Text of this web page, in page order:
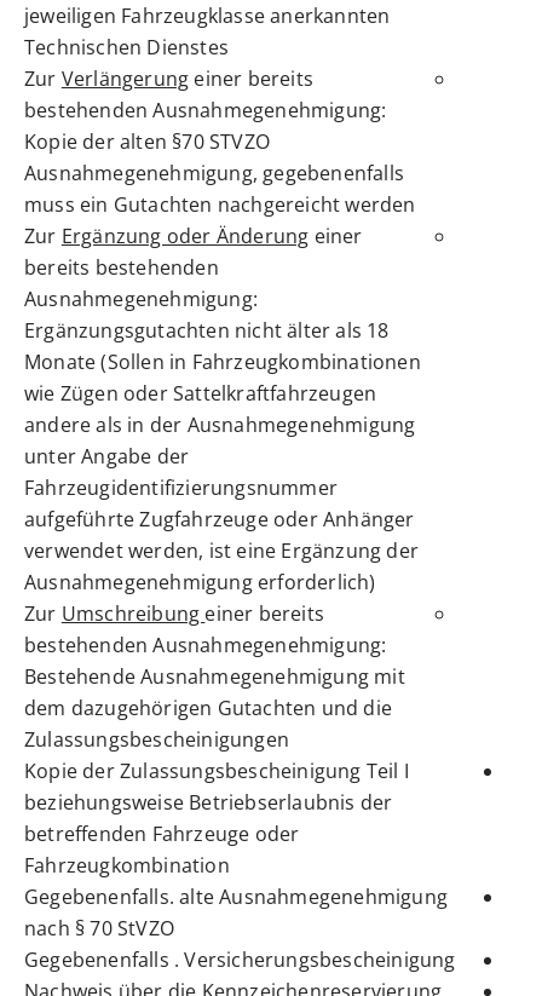
jeweiligen Fahrzeugklasse anerkannten
Technischen Dienstes
Zur Verlängerung einer bereits
bestehenden Ausnahmegenehmigung:
Kopie der alten §70 STVZO
Ausnahmegenehmigung, gegebenenfalls
muss ein Gutachten nachgereicht werden
Zur Ergänzung oder Änderung einer
bereits bestehenden
Ausnahmegenehmigung:
Ergänzungsgutachten nicht älter als 18
Monate (Sollen in Fahrzeugkombinationen
wie Zügen oder Sattelkraftfahrzeugen
andere als in der Ausnahmegenehmigung
unter Angabe der
Fahrzeugidentifizierungsnummer
aufgeführte Zugfahrzeuge oder Anhänger
verwendet werden, ist eine Ergänzung der
Ausnahmegenehmigung erforderlich)
Zur Umschreibung einer bereits
bestehenden Ausnahmegenehmigung:
Bestehende Ausnahmegenehmigung mit
dem dazugehörigen Gutachten und die
Zulassungsbescheinigungen
Kopie der Zulassungsbescheinigung Teil I
beziehungsweise Betriebserlaubnis der
betreffenden Fahrzeuge oder
Fahrzeugkombination
Gegebenenfalls. alte Ausnahmegenehmigung
nach § 70 StVZO
Gegebenenfalls . Versicherungsbescheinigung